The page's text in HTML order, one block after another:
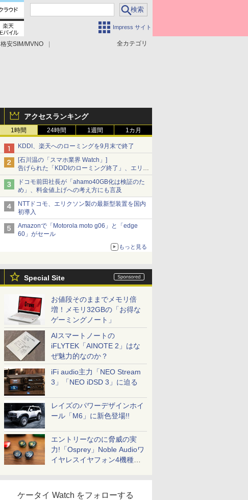
Impress サイト
全カテゴリ
格安SIM/MVNO
アクセスランキング
1時間 24時間 1週間 1カ月
KDDI、楽天へのローミングを9月末で終了
[石川温の「スマホ業界 Watch」]
告げられた「KDDIのローミング終了」、エリア
マップの落とし穴と楽天モバイルの課題
ドコモ前田社長が「ahamo40GB化は検証のた
め」、料金値上げへの考え方にも言及
NTTドコモ、エリクソン製の最新型装置を国内
初導入
Amazonで「Motorola moto g06」と「edge
60」がセール
もっと見る
Special Site
お値段そのままでメモリ倍
増！メモリ32GBの「お得な
ゲーミングノート」
AIスマートノートの
iFLYTEK「AINOTE 2」はな
ぜ魅力的なのか？
iFi audio主力「NEO Stream
3」「NEO iDSD 3」に迫る
レイズのパワーデザインホイ
ール「M6」に新色登場!!
エントリーなのに脅威の実
力!「Osprey」Noble Audioワ
イヤレスイヤフォン4機種を
ケータイ Watch をフォローする